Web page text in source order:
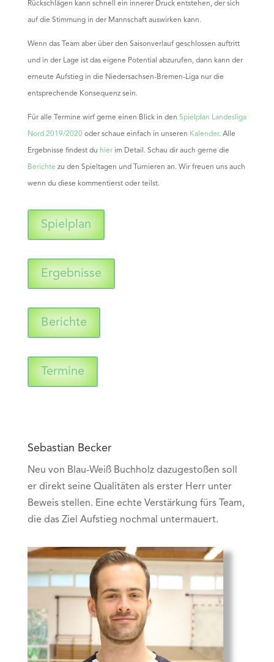
Rückschlägen kann schnell ein innerer Druck entstehen, der sich
auf die Stimmung in der Mannschaft auswirken kann.
Wenn das Team aber über den Saisonverlauf geschlossen auftritt
und in der Lage ist das eigene Potential abzurufen, dann kann der
erneute Aufstieg in die Niedersachsen-Bremen-Liga nur die
entsprechende Konsequenz sein.
Für alle Termine wirf gerne einen Blick in den Spielplan Landesliga
Nord 2019/2020oder schaue einfach in unseren Kalender. Alle
Ergebnisse findest du hierim Detail. Schau dir auch gerne die
Berichte zu den Spieltagen und Turnieren an. Wir freuen uns auch
wenn du diese kommentierst oder teilst.
Spielplan
Ergebnisse
Berichte
Termine
Sebastian Becker
Neu von Blau-Weiß Buchholz dazugestoßen soll
er direkt seine Qualitäten als erster Herr unter
Beweis stellen. Eine echte Verstärkung fürs Team,
die das Ziel Aufstieg nochmal untermauert.